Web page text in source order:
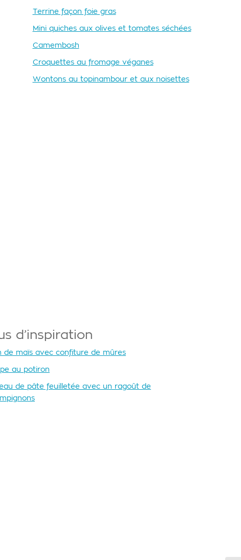
Terrine façon foie gras
Mini quiches aux olives et tomates séchées
Camembosh
Croquettes au fromage véganes
Wontons au topinambour et aux noisettes
d’inspiration
de maïs avec confiture de mûres
au potiron
de pâte feuilletée avec un ragoût de